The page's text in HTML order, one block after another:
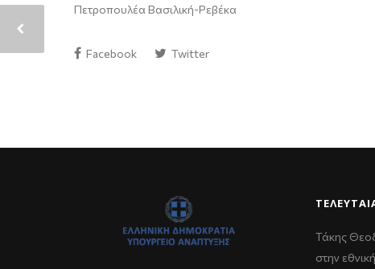
Πετροπουλέα Βασιλική-Ρεβέκα
Facebook Twitter
Τάκης
στην